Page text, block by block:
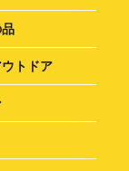
トドア